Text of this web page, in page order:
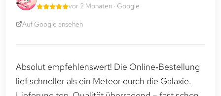
vor 2 Monaten · Google
Auf Google ansehen
Absolut empfehlenswert! Die Online‑Bestellung
lief schneller als ein Meteor durch die Galaxie.